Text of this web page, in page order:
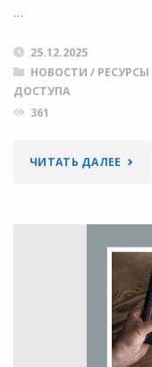
…
25.12.2025
НОВОСТИ /
ДОСТУПА
361
ЧИТАТЬ ДАЛЕЕ "КАК